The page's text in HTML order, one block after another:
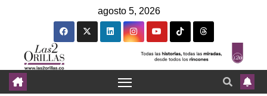
agosto 5, 2026